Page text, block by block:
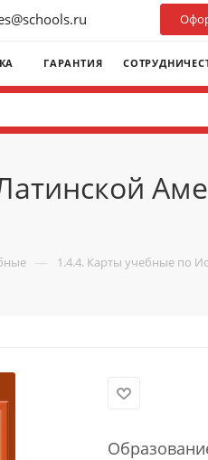
ГАРАНТИЯ
— 1.4.4. Карты учебные по